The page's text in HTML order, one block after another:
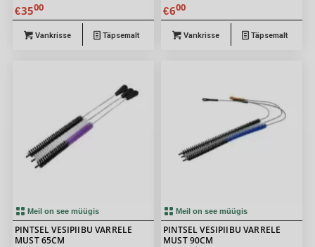
€3500
Vankrisse Täpsemalt
€600
Vankrisse Täpsemalt
Meil on see müügis
PINTSEL VESIPIIBU VARRELE
MUST 65CM
Meil on see müügis
PINTSEL VESIPIIBU VARRELE
MUST 90CM